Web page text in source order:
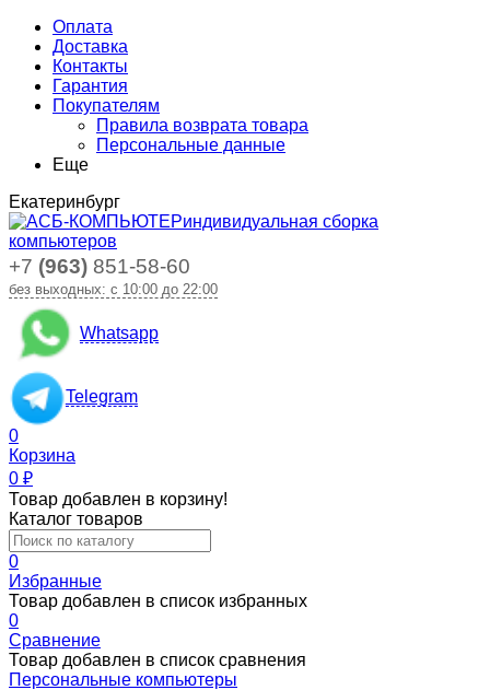
Оплата
Доставка
Контакты
Гарантия
Покупателям
Правила возврата товара
Персональные данные
Еще
Екатеринбург
индивидуальная сборка
компьютеров
+7 (963) 851-58-60
без выходных: с 10:00 до 22:00
Whatsapp
Telegram
0
Корзина
0 ₽
Товар добавлен в корзину!
Каталог товаров
0
Избранные
Товар добавлен в список избранных
0
Сравнение
Товар добавлен в список сравнения
Персональные компьютеры